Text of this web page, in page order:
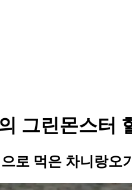
그린몬스터
로 먹은 차니랑오